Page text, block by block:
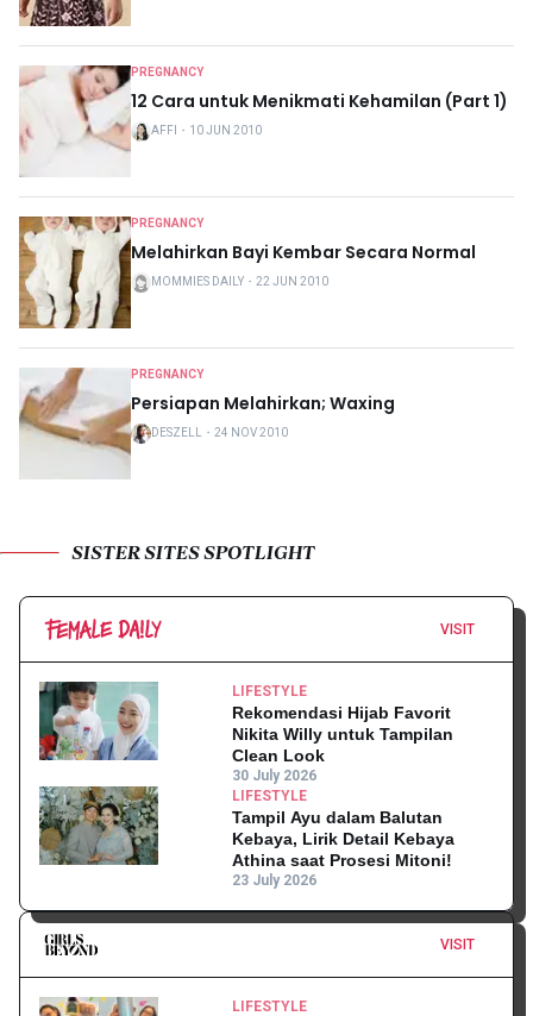
PREGNANCY
12 Cara untuk Menikmati Kehamilan (Part 1)
AFFI ・ 10 JUN 2010
PREGNANCY
Melahirkan Bayi Kembar Secara Normal
MOMMIES DAILY ・ 22 JUN 2010
PREGNANCY
Persiapan Melahirkan; Waxing
DESZELL ・ 24 NOV 2010
SISTER SITES SPOTLIGHT
VISIT
LIFESTYLE
Rekomendasi Hijab Favorit
Nikita Willy untuk Tampilan
Clean Look
30 July 2026
LIFESTYLE
Tampil Ayu dalam Balutan
Kebaya, Lirik Detail Kebaya
Athina saat Prosesi Mitoni!
23 July 2026
VISIT
LIFESTYLE